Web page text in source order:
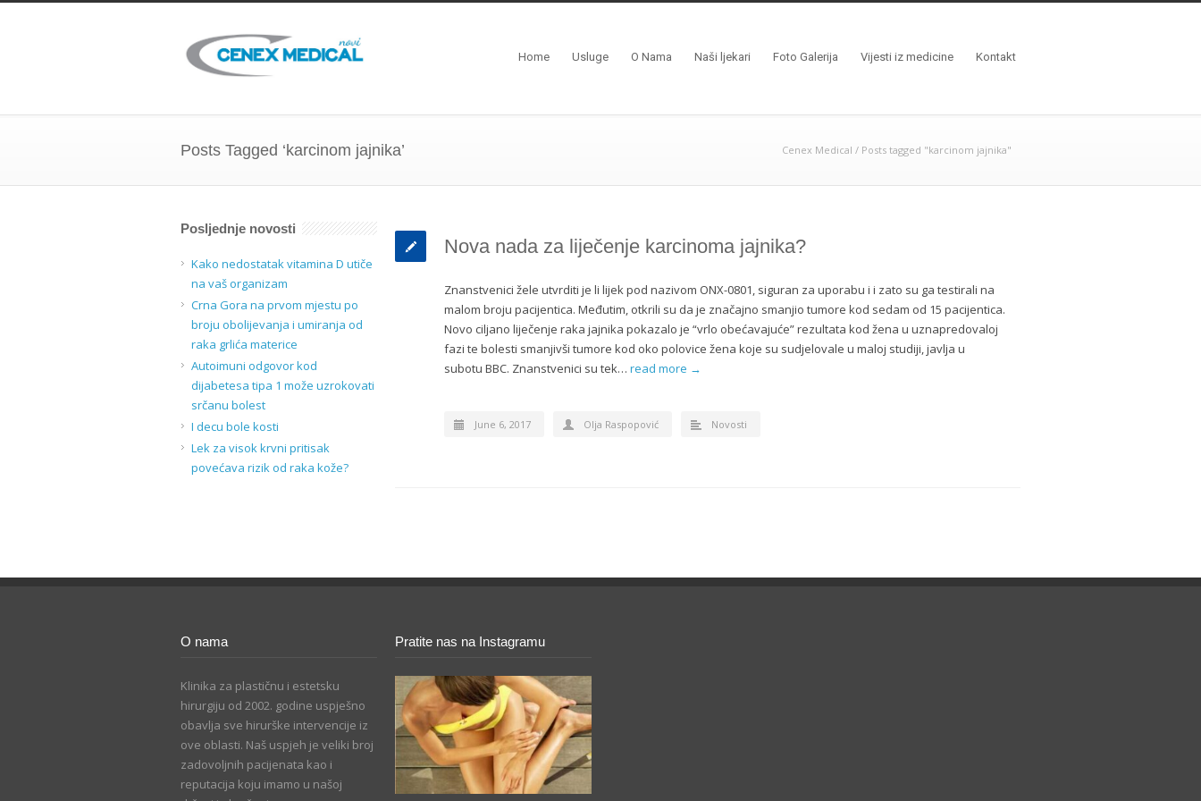
Home Usluge O Nama Naši ljekari Foto Galerija Vijesti iz medicine Kontakt
Posts Tagged ‘karcinom jajnika’ Cenex Medical / Posts tagged "karcinom jajnika"
Nova nada za liječenje karcinoma jajnika?
Znanstvenici žele utvrditi je li lijek pod nazivom ONX-0801, siguran za uporabu i i zato su ga testirali na
malom broju pacijentica. Međutim, otkrili su da je značajno smanjio tumore kod sedam od 15 pacijentica.
Novo ciljano liječenje raka jajnika pokazalo je “vrlo obećavajuće” rezultata kod žena u uznapredovaloj
fazi te bolesti smanjivši tumore kod oko polovice žena koje su sudjelovale u maloj studiji, javlja u
subotu BBC. Znanstvenici su tek… read more →
June 6, 2017 Olja Raspopović Novosti
Posljednje novosti
Kako nedostatak vitamina D utiče
na vaš organizam
Crna Gora na prvom mjestu po
broju obolijevanja i umiranja od
raka grlića materice
Autoimuni odgovor kod
dijabetesa tipa 1 može uzrokovati
srčanu bolest
I decu bole kosti
Lek za visok krvni pritisak
povećava rizik od raka kože?
O nama
Klinika za plastičnu i estetsku
hirurgiju od 2002. godine uspješno
obavlja sve hirurške intervencije iz
ove oblasti. Naš uspjeh je veliki broj
zadovoljnih pacijenata kao i
reputacija koju imamo u našoj
Pratite nas na Instagramu